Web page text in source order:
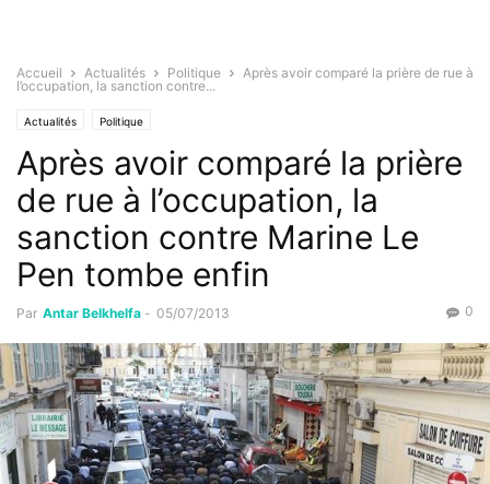
Accueil Actualités Politique
Après avoir comparé la prière de rue à
l’occupation, la sanction contre...
Actualités Politique
Après avoir comparé la prière
de rue à l’occupation, la
sanction contre Marine Le
Pen tombe enfin
Par Antar Belkhelfa - 05/07/2013 0